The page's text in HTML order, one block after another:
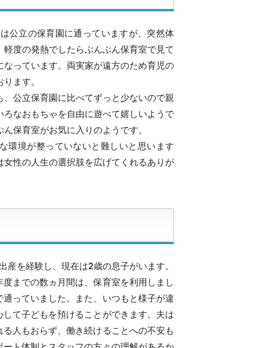
公立の保育園に通っていますが、突然体
度の発熱でしたらぶんぶん保育室で見て
っています。両実家が遠方のため育児の
ます。
公立保育園に比べてずっと少ないので親
なおもちゃを自由に遊べて嬉しいようで
保育室がお気に入りのようです。
環境が整っていないと難しいと思います
性の人生の選択肢を広げてくれるありが
を経験し、現在は2歳の息子がいます。
までの数ヵ月間は、保育室を利用しまし
っていました。また、いつもと様子が違
て子どもを預けることができます。夫は
人もおらず、働き続けることへの不安も